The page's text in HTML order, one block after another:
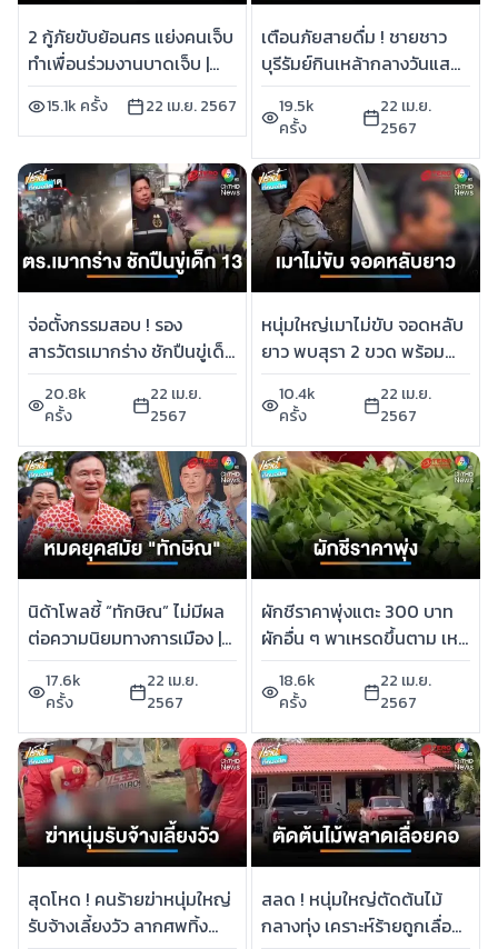
2 กู้ภัยขับย้อนศร แย่งคนเจ็บ
ทำเพื่อนร่วมงานบาดเจ็บ |
เช้านี้ที่หมอชิต
15.1k ครั้ง 22 เม.ย. 2567
เตือนภัยสายดื่ม ! ชายชาว
บุรีรัมย์กินเหล้ากลางวันแสก
ๆ อากาศร้อนจนน็อกจมสระ
น้ำ | เช้านี้ที่หมอชิต
19.5k
ครั้ง
22 เม.ย.
2567
จ่อตั้งกรรมสอบ ! รอง
สารวัตรเมากร่าง ชักปืนขู่เด็ก
13 ปี กลางตลาด | เช้านี้ที่
หมอชิต
20.8k
ครั้ง
22 เม.ย.
2567
หนุ่มใหญ่เมาไม่ขับ จอดหลับ
ยาว พบสุรา 2 ขวด พร้อม
โซดาอีก 1 ลัง | เช้านี้ที่หมอชิต
10.4k
ครั้ง
22 เม.ย.
2567
นิด้าโพลชี้ “ทักษิณ” ไม่มีผล
ต่อความนิยมทางการเมือง |
เช้านี้ที่หมอชิต
17.6k
ครั้ง
22 เม.ย.
2567
ผักชีราคาพุ่งแตะ 300 บาท
ผักอื่น ๆ พาเหรดขึ้นตาม เหตุ
อากาศร้อน | เช้านี้ที่หมอชิต
18.6k
ครั้ง
22 เม.ย.
2567
สุดโหด ! คนร้ายฆ่าหนุ่มใหญ่
รับจ้างเลี้ยงวัว ลากศพทิ้ง
สลด ! หนุ่มใหญ่ตัดต้นไม้
กลางทุ่ง เคราะห์ร้ายถูกเลื่อย